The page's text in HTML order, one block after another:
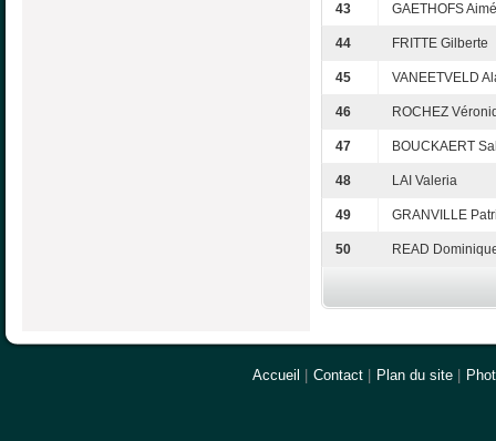
43 GAETHOFS Aimé
44 FRITTE Gilberte
45 VANEETVELD
46 ROCHEZ
47 BOUCKAERT
48 LAI Valeria
49 GRANVILLE
50 READ
Accueil Contact Plan du site